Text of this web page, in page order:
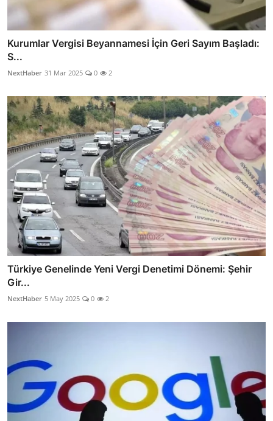
Kurumlar Vergisi Beyannamesi İçin Geri Sayım Başladı:
S...
NextHaber 31 Mar 2025 0 2
Türkiye Genelinde Yeni Vergi Denetimi Dönemi: Şehir
Gir...
NextHaber 5 May 2025 0 2